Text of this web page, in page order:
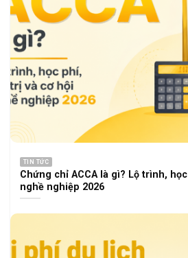
TIN TỨC
Chứng chỉ ACCA là gì? Lộ trình,
nghề nghiệp 2026